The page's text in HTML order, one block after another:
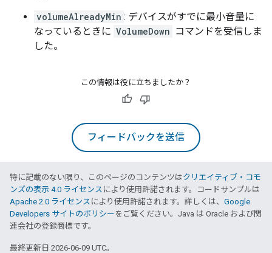
volumeAlreadyMin : デバイスがすでに最小音量に
なっているときに VolumeDown コマンドを受信しま
した。
この情報は役に立ちましたか？
フィードバックを送信
特に記載のない限り、このページのコンテンツはクリエイティブ・コモ
ンズの表示 4.0 ライセンス により使用許諾されます。コードサンプルは
Apache 2.0 ライセンス により使用許諾されます。詳しくは、 Google
Developers サイトのポリシー をご覧ください。Java は Oracle および関
連会社の登録商標です。
最終更新日 2026-06-09 UTC。